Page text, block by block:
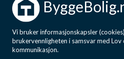
Vi bruker informasjonskapsler
brukervennligheten i samsvar med
kommunikasjon.